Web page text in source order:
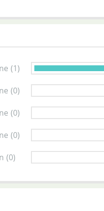
(1)
(0)
(0)
(0)
(0)